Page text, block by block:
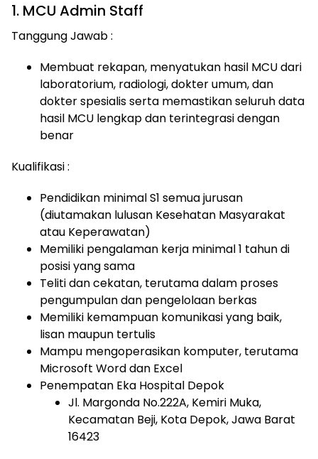
1. MCU Admin Staff
Tanggung Jawab :
Membuat rekapan, menyatukan hasil MCU dari
laboratorium, radiologi, dokter umum, dan
dokter spesialis serta memastikan seluruh data
hasil MCU lengkap dan terintegrasi dengan
benar
Kualifikasi :
Pendidikan minimal S1 semua jurusan
(diutamakan lulusan Kesehatan Masyarakat
atau Keperawatan)
Memiliki pengalaman kerja minimal 1 tahun di
posisi yang sama
Teliti dan cekatan, terutama dalam proses
pengumpulan dan pengelolaan berkas
Memiliki kemampuan komunikasi yang baik,
lisan maupun tertulis
Mampu mengoperasikan komputer, terutama
Microsoft Word dan Excel
Penempatan Eka Hospital Depok
Jl. Margonda No.222A, Kemiri Muka,
Kecamatan Beji, Kota Depok, Jawa Barat
16423